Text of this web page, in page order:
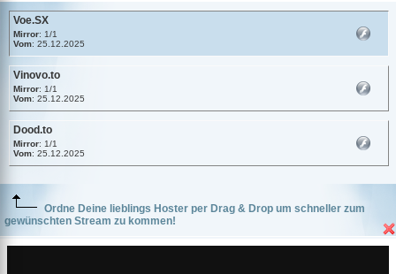
Voe.SX
Mirror: 1/1
Vom: 25.12.2025
Vinovo.to
Mirror: 1/1
Vom: 25.12.2025
Dood.to
Mirror: 1/1
Vom: 25.12.2025
Ordne Deine lieblings Hoster per Drag & Drop um schneller zum
gewünschten Stream zu kommen!